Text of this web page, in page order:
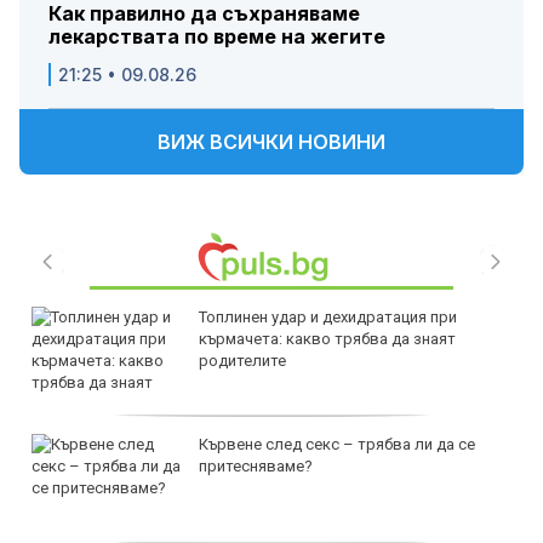
Как правилно да съхраняваме
лекарствата по време на жегите
21:25 • 09.08.26
ВИЖ ВСИЧКИ НОВИНИ
Топлинен удар и дехидратация при
кърмачета: какво трябва да знаят
родителите
Кървене след секс – трябва ли да се
притесняваме?